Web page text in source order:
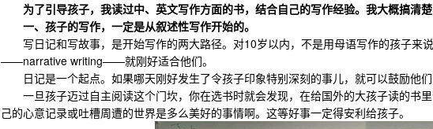
为了引导孩子，我读过中、英文写作方面的书，结合自己的写作经验。我大概搞清楚
一、孩子的写作，一定是从叙述性写作开始的。
写日记和写故事，是开始写作的两大路径。对10岁以内，不是用母语写作的孩子来
——narrative writing——就刚好适合他们。
日记是一个起点。如果哪天刚好发生了令孩子印象特别深刻的事儿，就可以鼓励他们
一旦孩子迈过自主阅读这个门坎，你在选书时就会发现，在给国外的大孩子读的书
己的心意记录或吐槽周遭的世界是多么美好的事情啊。这等好事一定得安利给孩子。